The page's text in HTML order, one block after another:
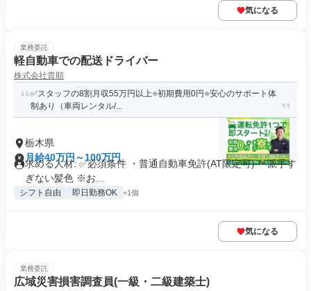
気になる
業務委託
軽自動車での配送ドライバー
株式会社貴順
✅スタッフの8割月収55万円以上⭐️初期費用0円⭐️安心のサポート体
制あり（車両レンタル/...
栃木県
月給40万円～100万円
求める人材: ✅️必須条件 ・普通自動車免許(AT限定可) ・派手す
ぎない髪色 ※お...
シフト自由 即日勤務OK +1個
気になる
業務委託
広域災害損害調査員(一級・二級建築士)